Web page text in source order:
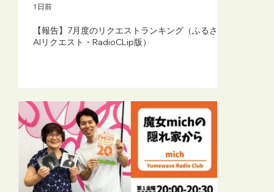
【報告】7月度のリクエストランキング（ふるさと
AIリクエスト・RadioCLip版）
1 日前